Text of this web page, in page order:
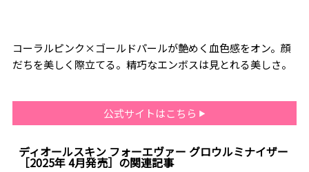
コーラルピンク×ゴールドパールが艶めく血色感をオン。顔
だちを美しく際立てる。精巧なエンボスは見とれる美しさ。
公式サイトはこちら
ディオールスキン フォーエヴァー グロウルミナイザー
［2025年 4月発売］の関連記事